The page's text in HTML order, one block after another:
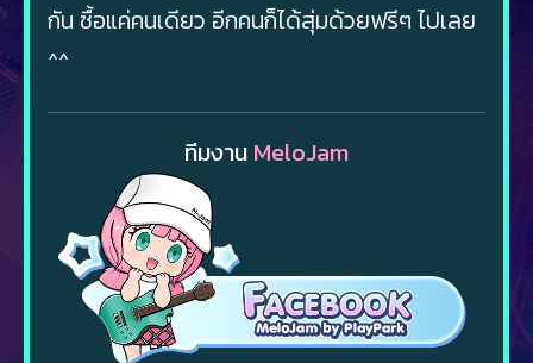
กัน ซื้อแค่คนเดียว อีกคนก็ได้สุ่มด้วยฟรีๆ ไปเลย
^^
ทีมงาน MeloJam